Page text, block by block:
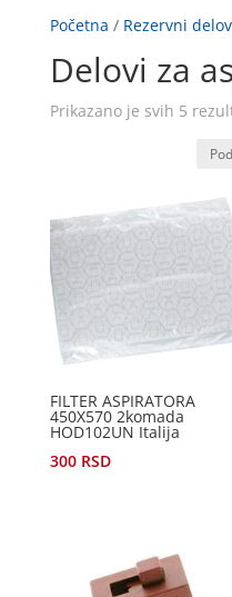
Početna / Rezervni
Delovi za
Prikazano je svih 5
FILTER ASPIRATORA
450X570 2komada
HOD102UN Italija
300 RSD